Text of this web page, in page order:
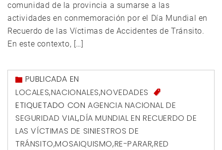
comunidad de la provincia a sumarse a las
actividades en conmemoración por el Día Mundial en
Recuerdo de las Víctimas de Accidentes de Tránsito.
En este contexto, […]
PUBLICADA EN
LOCALES,NACIONALES,NOVEDADES
ETIQUETADO CON AGENCIA NACIONAL DE
SEGURIDAD VIAL,DÍA MUNDIAL EN RECUERDO DE
LAS VÍCTIMAS DE SINIESTROS DE
TRÁNSITO,MOSAIQUISMO,RE-PARAR,RED